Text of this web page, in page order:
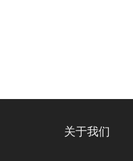
关于我们